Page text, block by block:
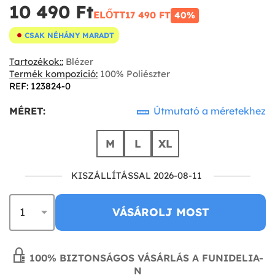
10 490 Ft‎ELŐTT17 490 FT‎ 40%
CSAK NÉHÁNY MARADT
Tartozékok:: Blézer
Termék kompozíció: 100% Poliészter
REF: 123824-0
MÉRET: Útmutató a méretekhez
M L XL
KISZÁLLÍTÁSSAL 2026-08-11
VÁSÁROLJ MOST
100% BIZTONSÁGOS VÁSÁRLÁS A FUNIDELIA-
N